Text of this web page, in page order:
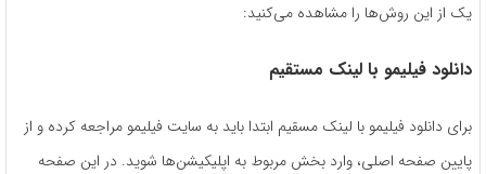
یک از این روش‌ها را مشاهده می‌کنید:
دانلود فیلیمو با لینک مستقیم
برای دانلود فیلیمو با لینک مسقیم ابتدا باید به سایت فیلیمو مراجعه کرده و از
پایین صفحه اصلی، وارد بخش مربوط به اپلیکیشن‌ها شوید. در این صفحه